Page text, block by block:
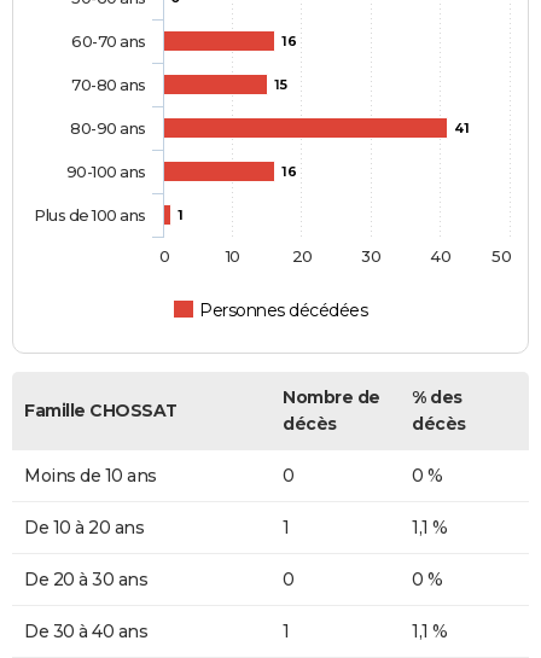
16
15
41
16
1
Personnes décédées
60-70 ans
70-80 ans
80-90 ans
90-100 ans
Plus de 100 ans
0 10 20 30 40 50
Famille CHOSSAT
Nombre de
décès
% des
décès
Moins de 10 ans 0 0 %
De 10 à 20 ans 1 1,1 %
De 20 à 30 ans 0 0 %
De 30 à 40 ans 1 1,1 %